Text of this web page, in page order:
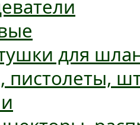
для
пистолеты,